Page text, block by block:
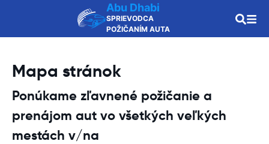
Abu Dhabi
SPRIEVODCA
POŽIČANÍM AUTA
Mapa stránok
Ponúkame zľavnené požičanie a
prenájom aut vo všetkých veľkých
mestách v/na